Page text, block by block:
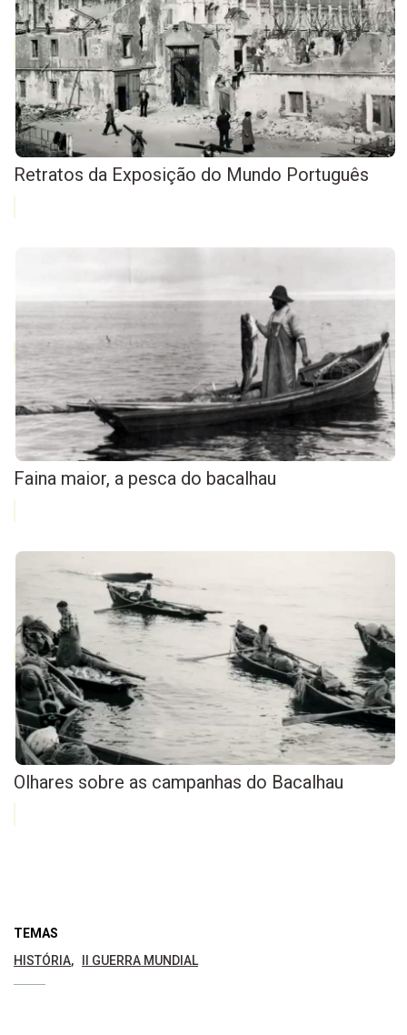
Retratos da Exposição do Mundo Português
Faina maior, a pesca do bacalhau
Olhares sobre as campanhas do Bacalhau
TEMAS
HISTÓRIA
II GUERRA MUNDIAL